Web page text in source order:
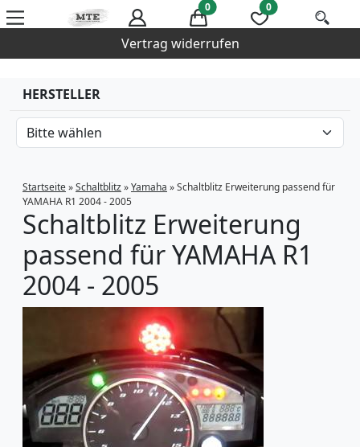
0 0
Vertrag widerrufen
HERSTELLER
Startseite»Schaltblitz»Yamaha »Schaltblitz Erweiterung passend für
YAMAHA R1 2004 - 2005
Schaltblitz Erweiterung
passend für YAMAHA R1
2004 - 2005